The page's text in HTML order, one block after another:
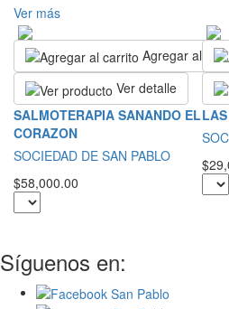
Ver más
Agregar al
Ver detalle
SALMOTERAPIA SANANDO EL
CORAZON
SOCIEDAD DE SAN PABLO
$58,000.00
Síguenos en: